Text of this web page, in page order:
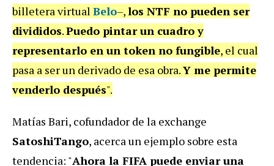
billetera virtual Belo–,los NTF no pueden ser
divididos.Puedo pintar un cuadro y
representarlo en un token no fungible, el cual
pasa a ser un derivado de esa obra.Y me permite
venderlo después".
Matías Bari, cofundador de la exchange
SatoshiTango, acerca un ejemplo sobre esta
tendencia: "Ahora la FIFA puede enviar una